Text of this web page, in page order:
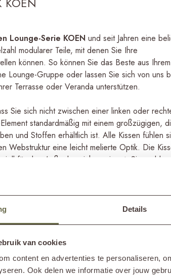
Details
van cookies
content en advertenties te personaliseren,
Ook delen we informatie over jouw
Lounge-Serie KOEN und seit Jahren eine
modularer Teile, mit denen Sie Ihre
können. So können Sie das Beste aus Ihrem
Lounge-Gruppe oder lassen Sie sich von uns
Terrasse oder Veranda unterstützen.
Sie sich nicht zwischen einer linken oder
standardmäßig mit einem großzügigen,
und Stoffen erhältlich ist. Alle Kissen fühlen
Webstruktur eine leicht melierte Optik. Die
für den Außenbereich geeignet. Sie
ist kein Problem.
Teakholz. Teak ist ein robustes und
Eigenschaften von Teakholz ist, dass es
Teak-Protektor verlangsamt werden.
um das Lounge-Set optimal zu pflegen und